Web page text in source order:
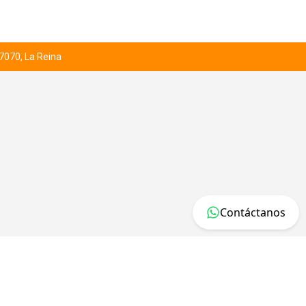
La Reina
Contáctanos